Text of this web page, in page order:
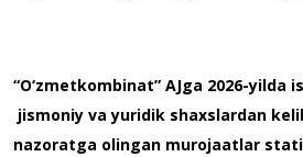
“O‘zmetkombinat” AJga 2026-yilda
jismoniy va yuridik shaxslardan
nazoratga olingan murojaatlar